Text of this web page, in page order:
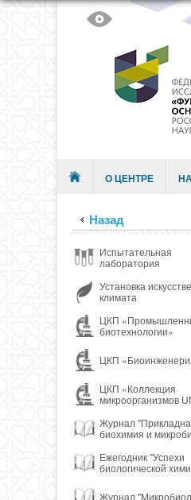
Menu О ЦЕНТРЕ
Назад
Испытательная
лаборатория
Установка
климата
ЦКП
биотехнологии»
ЦКП
ЦКП «Коллекция
микроорганизмов
Журнал
биохимия и
Ежегодник "Успехи
биологической
Журнал